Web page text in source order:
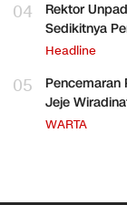
04
Rektor
Sedikitnya
Headline
05
Pencemaran
Jeje
WARTA